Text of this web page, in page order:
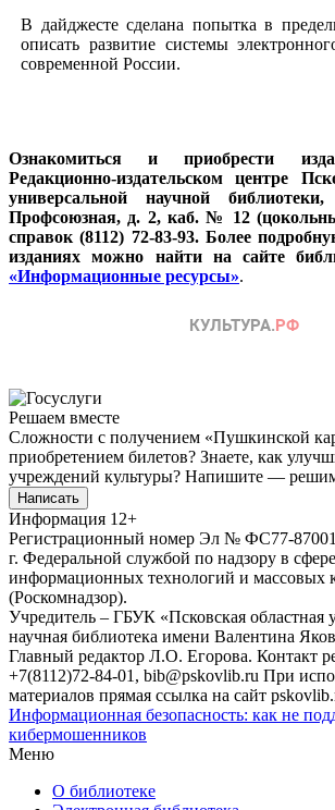
В дайджесте сделана попытка в
описать развитие системы
современной России.
Ознакомиться и приобрести
Редакционно-издательском центре
универсальной научной
Профсоюзная, д. 2, каб. № 12
справок (8112) 72-83-93. Более
изданиях можно найти на сайте
«Информационные ресурсы».
Решаем вместе
Сложности с получением «Пушкинской
приобретением билетов? Знаете, как
учреждений культуры? Напишите —
Написать
Информация 12+
Регистрационный номер Эл № ФС77-
г. Федеральной службой по надзору в
информационных технологий и массовых
(Роскомнадзор).
Учредитель – ГБУК «Псковская областная
научная библиотека имени Валентина
Главный редактор Л.О. Егорова. Контакт
+7(8112)72-84-01, bib@pskovlib.ru При
материалов прямая ссылка на сайт
Информационная безопасность: как не
кибермошенников
Меню
О библиотеке